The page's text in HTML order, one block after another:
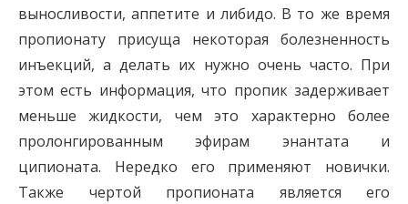
выносливости, аппетите и либидо. В то же время
пропионату присуща некоторая болезненность
инъекций, а делать их нужно очень часто. При
этом есть информация, что пропик задерживает
меньше жидкости, чем это характерно более
пролонгированным эфирам энантата и
ципионата. Нередко его применяют новички.
Также чертой пропионата является его